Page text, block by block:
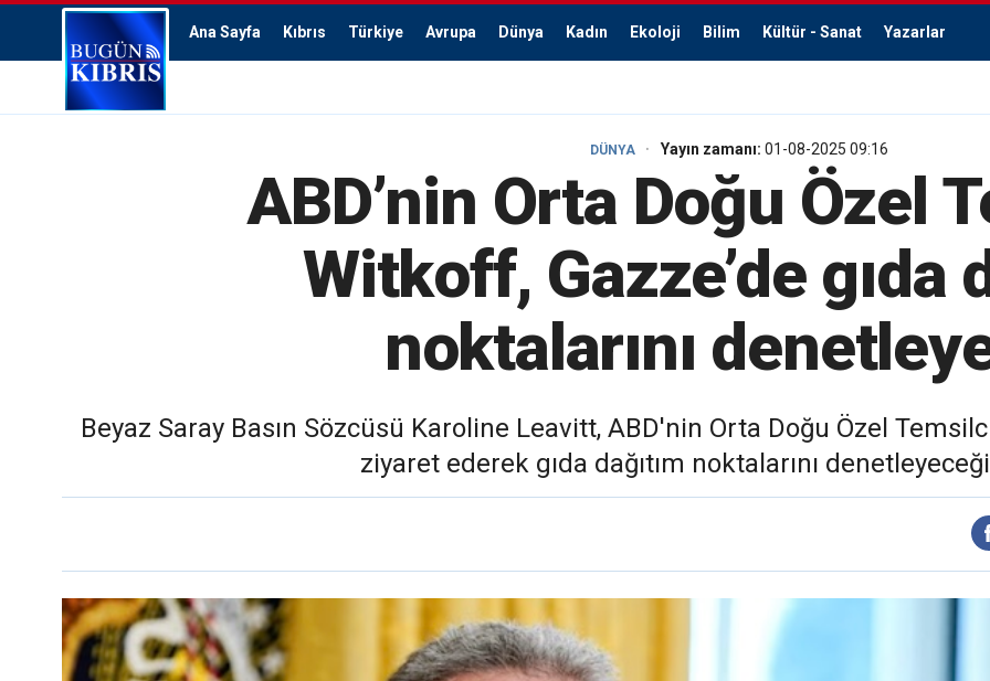
Ana Sayfa Kıbrıs Türkiye Avrupa Dünya Kadın Ekoloji Bilim Kültür - Sanat Yazarlar
DÜNYA Yayın zamanı: 01-08-2025 09:16
ABD’nin Orta Doğu Özel
Witkoff, Gazze’de gıda
noktalarını
Beyaz Saray Basın Sözcüsü Karoline Leavitt, ABD'nin Orta Doğu Özel
ziyaret ederek gıda dağıtım noktalarını